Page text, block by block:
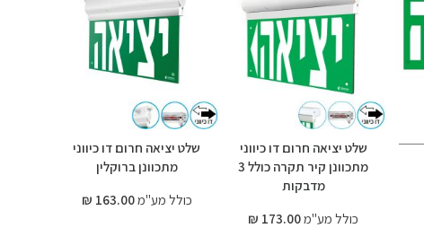
שלט יציאה חרום דו כיווני
מתכוונן קיר תקרה כולל 3
מדבקות
כולל מע"מ173.00 ₪
שלט יציאה חרום דו כיווני
מתכוונן ברוקלין
כולל מע"מ163.00 ₪